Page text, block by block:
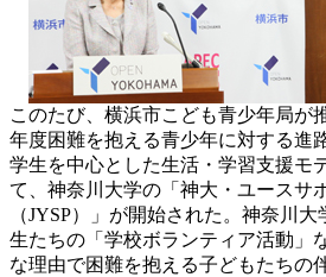
このたび、横浜市こども青少年局が
年度困難を抱える青少年に対する進
学生を中心とした生活・学習支援モ
て、神奈川大学の「神大・ユースサ
（JYSP）」が開始された。神奈川
生たちの「学校ボランティア活動」
な理由で困難を抱える子どもたちの